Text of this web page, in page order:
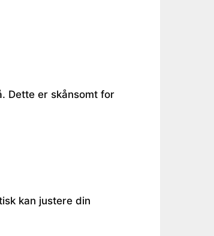
Dette er skånsomt for
kan justere din